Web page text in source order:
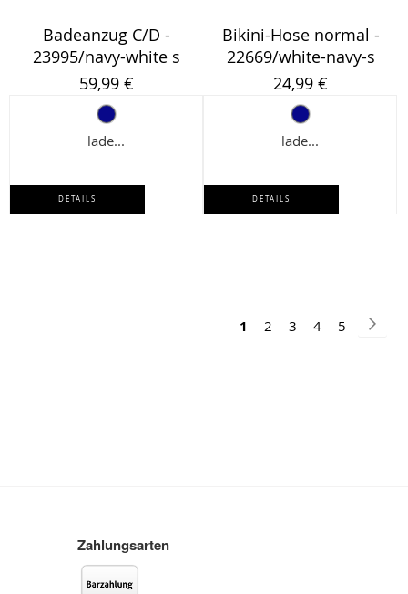
Badeanzug C/D -
23995/navy-white s
59,99 €
lade...
DETAILS
Bikini-Hose normal -
22669/white-navy-s
24,99 €
lade...
DETAILS
Sie
1 Seite
2 Seite
3 Seite
4 Seite
5
Zahlungsarten